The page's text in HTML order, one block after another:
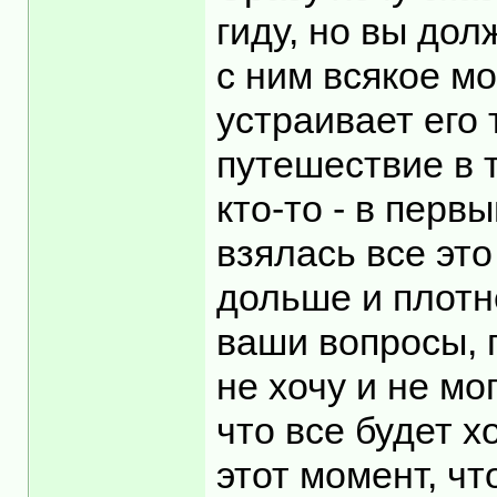
гиду, но вы
с ним всякое
устраивает
путешествие в
кто-то - в
взялась все
дольше и
ваши вопросы,
не хочу и не
что все будет
этот момент,